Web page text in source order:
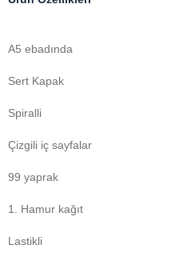
A5 ebadında
Sert Kapak
Spiralli
Çizgili iç sayfalar
99 yaprak
1. Hamur kağıt
Lastikli